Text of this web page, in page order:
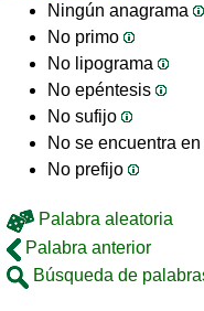
Ningún anagrama
No primo
No lipograma
No epéntesis
No sufijo
No se encuentra
No prefijo
Palabra aleatoria
Palabra anterior
Búsqueda de